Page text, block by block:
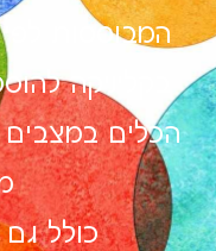
בקליניקה
הכלים
כולל גם